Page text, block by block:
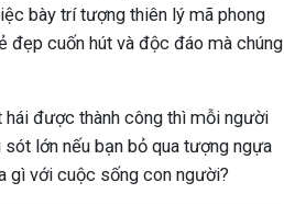
bày trí tượng thiên lý mã phong
đẹp cuốn hút và độc đáo mà chúng
hái được thành công thì mỗi người
lớn nếu bạn bỏ qua tượng ngựa
gì với cuộc sống con người?